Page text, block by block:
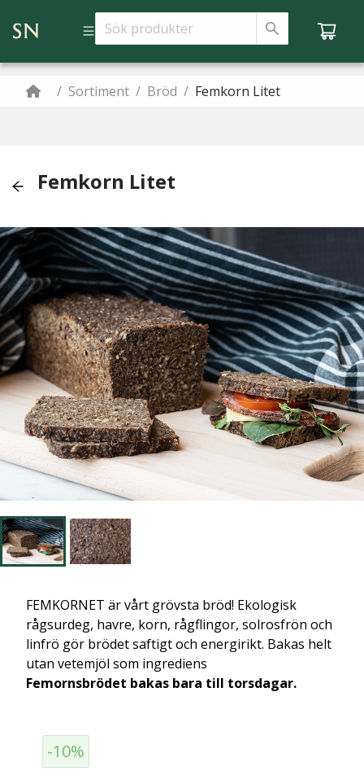
/ Sortiment / Bröd / Femkorn Litet
Femkorn Litet
FEMKORNET är vårt grövsta bröd! Ekologisk
rågsurdeg, havre, korn, rågflingor, solrosfrön och
linfrö gör brödet saftigt och energirikt. Bakas helt
utan vetemjöl som ingrediens
Femornsbrödet bakas bara till torsdagar.
-10%